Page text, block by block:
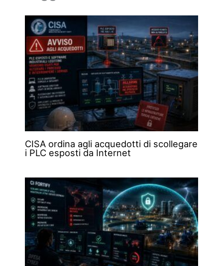
CISA ordina agli acquedotti di scollegare
i PLC esposti da Internet